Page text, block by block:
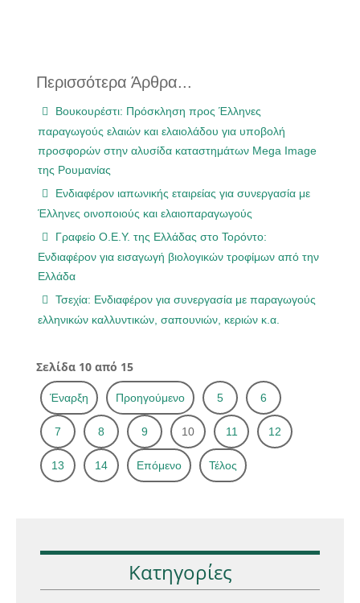
Περισσότερα Άρθρα...
Βουκουρέστι: Πρόσκληση προς Έλληνες
παραγωγούς ελαιών και ελαιολάδου για υποβολή
προσφορών στην αλυσίδα καταστημάτων Mega Image
της Ρουμανίας
Ενδιαφέρον ιαπωνικής εταιρείας για συνεργασία με
Έλληνες οινοποιούς και ελαιοπαραγωγούς
Γραφείο Ο.Ε.Υ. της Ελλάδας στο Τορόντο:
Ενδιαφέρον για εισαγωγή βιολογικών τροφίμων από την
Ελλάδα
Τσεχία: Ενδιαφέρον για συνεργασία με παραγωγούς
ελληνικών καλλυντικών, σαπουνιών, κεριών κ.α.
Σελίδα 10 από 15
Έναρξη Προηγούμενο 5 6
7 8 9 10 11 12
13 14 Επόμενο Τέλος
Κατηγορίες